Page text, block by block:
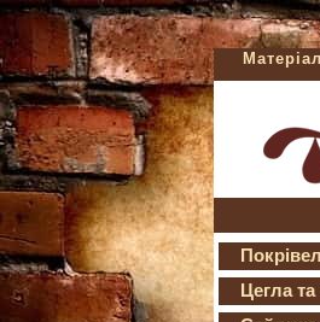
Цегла та